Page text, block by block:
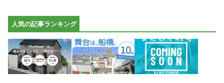
人気の記事ランキング